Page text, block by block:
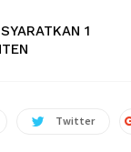
1
Twitter